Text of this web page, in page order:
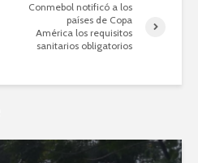
Conmebol notificó a los
países de Copa
América los requisitos
sanitarios obligatorios